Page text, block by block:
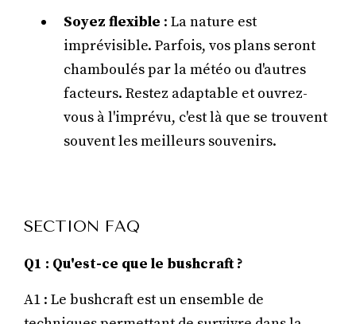
Soyez flexible : La nature est
imprévisible. Parfois, vos plans seront
chamboulés par la météo ou d'autres
facteurs. Restez adaptable et ouvrez-
vous à l'imprévu, c'est là que se trouvent
souvent les meilleurs souvenirs.
SECTION FAQ
Q1 : Qu'est-ce que le bushcraft ?
A1 : Le bushcraft est un ensemble de